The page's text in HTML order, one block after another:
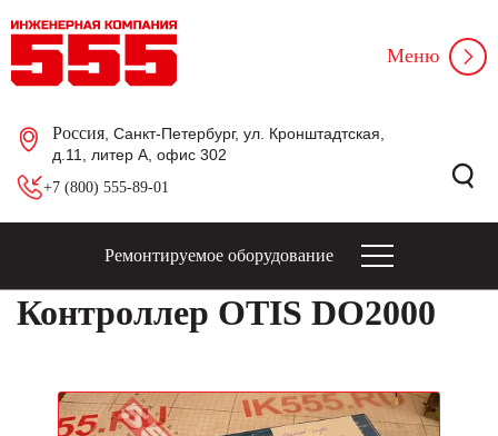
Россия , Санкт-Петербург, ул. Кронштадтская,
д.11, литер А, офис 302
+7 (800) 555-89-01
Меню
Ремонтируемое оборудование
Контроллер OTIS DO2000